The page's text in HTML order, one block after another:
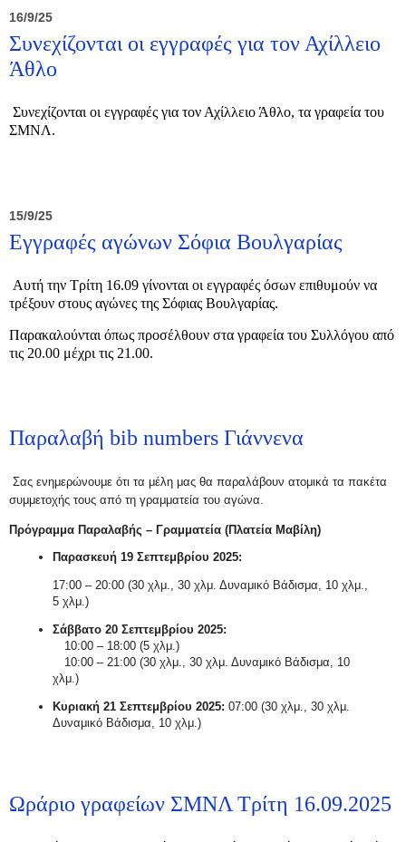
16/9/25
Συνεχίζονται οι εγγραφές για τον Αχίλλειο
Άθλο
Συνεχίζονται οι εγγραφές για τον Αχίλλειο Άθλο, τα γραφεία του
ΣΜΝΛ.
15/9/25
Εγγραφές αγώνων Σόφια Βουλγαρίας
Αυτή την Τρίτη 16.09 γίνονται οι εγγραφές όσων επιθυμούν να
τρέξουν στους αγώνες της Σόφιας Βουλγαρίας.
Παρακαλούνται όπως προσέλθουν στα γραφεία του Συλλόγου από
τις 20.00 μέχρι τις 21.00.
Παραλαβή bib numbers Γιάννενα
Σας ενημερώνουμε ότι τα μέλη μας θα παραλάβουν ατομικά τα πακέτα
συμμετοχής τους από τη γραμματεία του αγώνα.
Πρόγραμμα Παραλαβής – Γραμματεία (Πλατεία Μαβίλη)
Παρασκευή 19 Σεπτεμβρίου 2025:
17:00 – 20:00 (30 χλμ., 30 χλμ. Δυναμικό Βάδισμα, 10 χλμ.,
5 χλμ.)
Σάββατο 20 Σεπτεμβρίου 2025:
10:00 – 18:00 (5 χλμ.)
10:00 – 21:00 (30 χλμ., 30 χλμ. Δυναμικό Βάδισμα, 10
χλμ.)
Κυριακή 21 Σεπτεμβρίου 2025: 07:00 (30 χλμ., 30 χλμ.
Δυναμικό Βάδισμα, 10 χλμ.)
Ωράριο γραφείων ΣΜΝΛ Τρίτη 16.09.2025